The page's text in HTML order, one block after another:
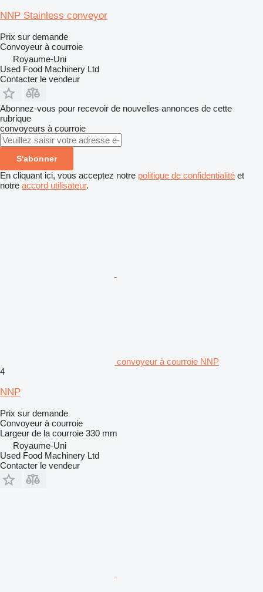
NNP Stainless conveyor
Prix sur demande
Convoyeur à courroie
Royaume-Uni
Used Food Machinery Ltd
Contacter le vendeur
Abonnez-vous pour recevoir de nouvelles annonces de cette
rubrique
convoyeurs à courroie
S'abonner
En cliquant ici, vous acceptez notre politique de confidentialité et
notre accord utilisateur.
convoyeur à courroie NNP
4
NNP
Prix sur demande
Convoyeur à courroie
Largeur de la courroie 330 mm
Royaume-Uni
Used Food Machinery Ltd
Contacter le vendeur